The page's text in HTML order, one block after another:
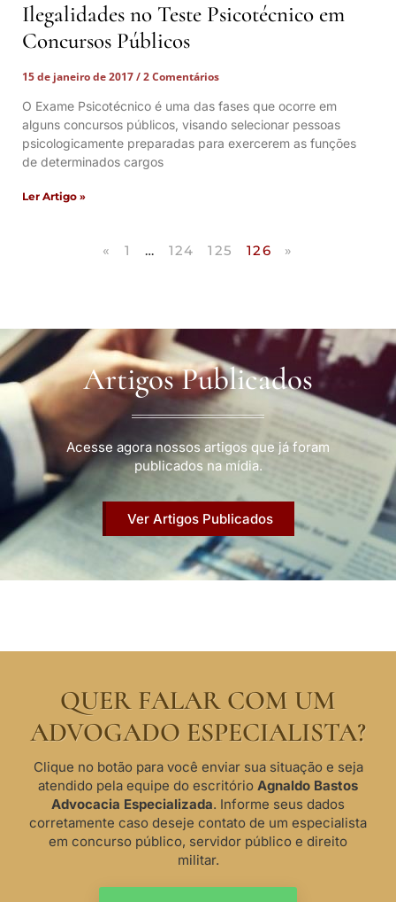
Ilegalidades no Teste Psicotécnico em
Concursos Públicos
15 de janeiro de 2017
2 Comentários
O Exame Psicotécnico é uma das fases que ocorre em
alguns concursos públicos, visando selecionar pessoas
psicologicamente preparadas para exercerem as funções
de determinados cargos
Ler Artigo »
« 1 … 124 125 126 »
Artigos Publicados
Acesse agora nossos artigos que já foram
publicados na mídia.
Ver Artigos Publicados
QUER FALAR COM UM
ADVOGADO ESPECIALISTA?
Clique no botão para você enviar sua situação e seja
atendido pela equipe do escritório Agnaldo Bastos
Advocacia Especializada. Informe seus dados
corretamente caso deseje contato de um especialista
em concurso público, servidor público e direito
militar.